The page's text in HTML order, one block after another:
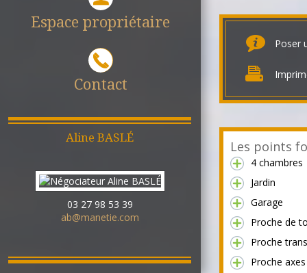
Espace propriétaire
Contact
Aline BASLÉ
03 27 98 53 39
ab@manetie.com
Poser
Les points
4 chambres
Jardin
Garage
Proche de
Proche
Proche